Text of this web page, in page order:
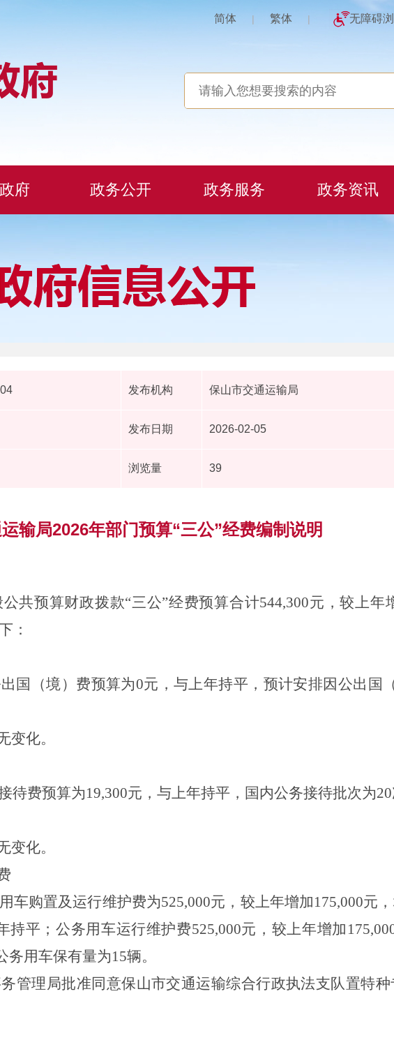
简体 | 繁体 | 无障碍
府 政务公开 政务服务 政务资讯
发布机构 保山市交通运输局
发布日期 2026-02-05
浏览量 39
输局2026年部门预算“三公”经费编制说明
共预算财政拨款“三公”经费预算合计544,300元，较上年
：
国（境）费预算为0元，与上年持平，预计安排因公出国
变化。
待费预算为19,300元，与上年持平，国内公务接待批次为20
变化。
车购置及运行维护费为525,000元，较上年增加175,000元
持平；公务用车运行维护费525,000元，较上年增加
务用车保有量为15辆。
管理局批准同意保山市交通运输综合行政执法支队置特种